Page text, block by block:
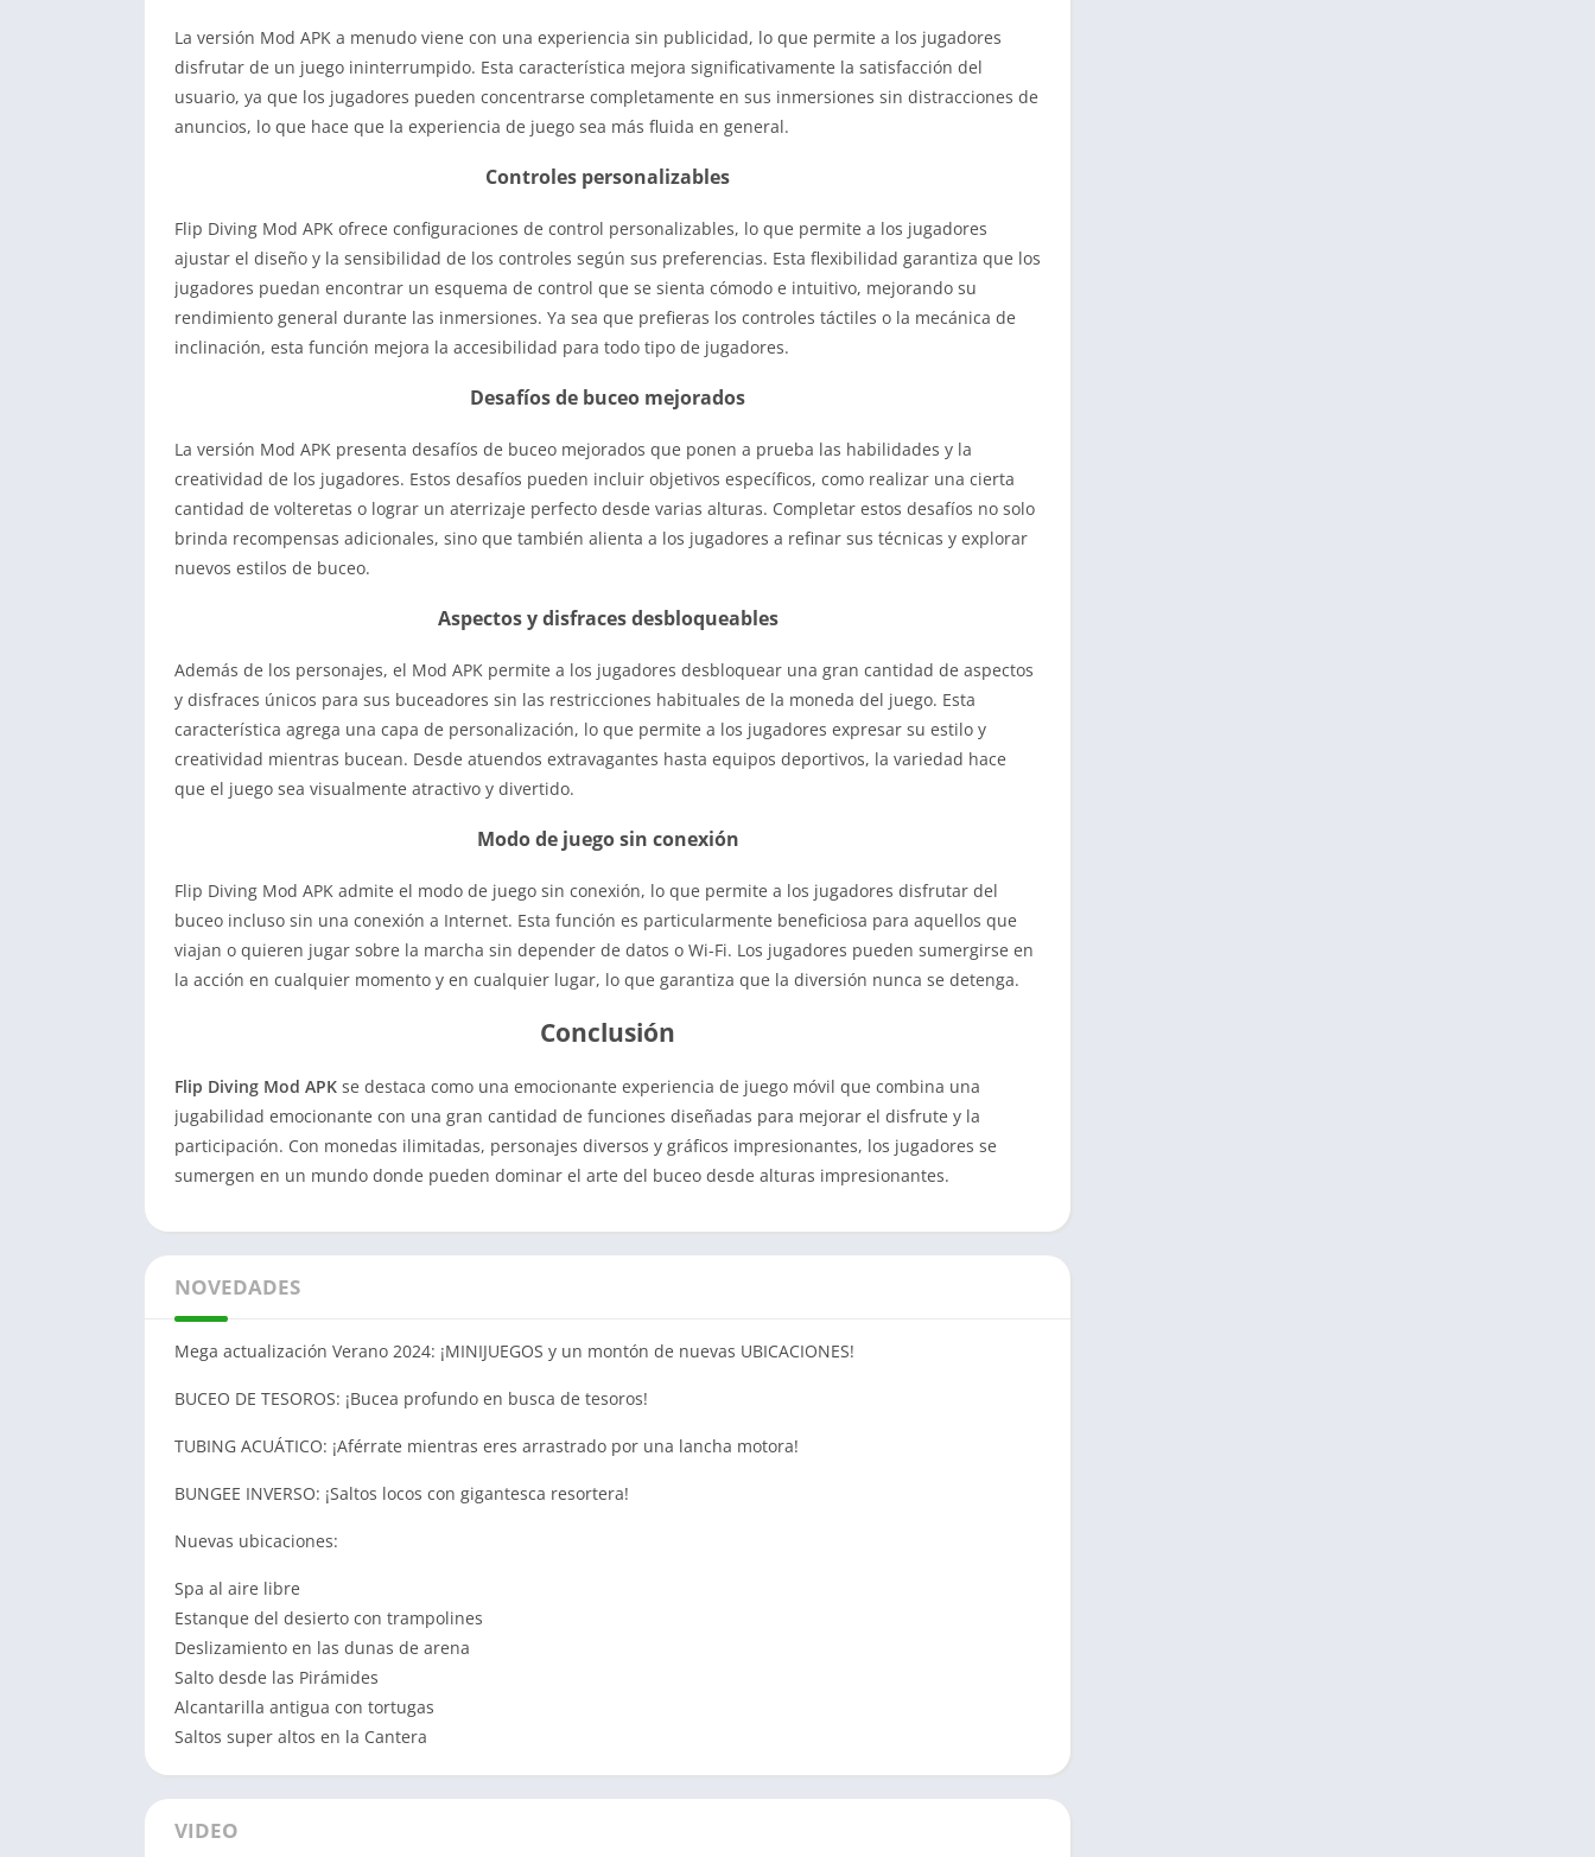
La versión Mod APK a menudo viene con una experiencia sin publicidad, lo que permite a los jugadores
disfrutar de un juego ininterrumpido. Esta característica mejora significativamente la satisfacción del
usuario, ya que los jugadores pueden concentrarse completamente en sus inmersiones sin distracciones de
anuncios, lo que hace que la experiencia de juego sea más fluida en general.
Controles personalizables
Flip Diving Mod APK ofrece configuraciones de control personalizables, lo que permite a los jugadores
ajustar el diseño y la sensibilidad de los controles según sus preferencias. Esta flexibilidad garantiza que los
jugadores puedan encontrar un esquema de control que se sienta cómodo e intuitivo, mejorando su
rendimiento general durante las inmersiones. Ya sea que prefieras los controles táctiles o la mecánica de
inclinación, esta función mejora la accesibilidad para todo tipo de jugadores.
Desafíos de buceo mejorados
La versión Mod APK presenta desafíos de buceo mejorados que ponen a prueba las habilidades y la
creatividad de los jugadores. Estos desafíos pueden incluir objetivos específicos, como realizar una cierta
cantidad de volteretas o lograr un aterrizaje perfecto desde varias alturas. Completar estos desafíos no solo
brinda recompensas adicionales, sino que también alienta a los jugadores a refinar sus técnicas y explorar
nuevos estilos de buceo.
Aspectos y disfraces desbloqueables
Además de los personajes, el Mod APK permite a los jugadores desbloquear una gran cantidad de aspectos
y disfraces únicos para sus buceadores sin las restricciones habituales de la moneda del juego. Esta
característica agrega una capa de personalización, lo que permite a los jugadores expresar su estilo y
creatividad mientras bucean. Desde atuendos extravagantes hasta equipos deportivos, la variedad hace
que el juego sea visualmente atractivo y divertido.
Modo de juego sin conexión
Flip Diving Mod APK admite el modo de juego sin conexión, lo que permite a los jugadores disfrutar del
buceo incluso sin una conexión a Internet. Esta función es particularmente beneficiosa para aquellos que
viajan o quieren jugar sobre la marcha sin depender de datos o Wi-Fi. Los jugadores pueden sumergirse en
la acción en cualquier momento y en cualquier lugar, lo que garantiza que la diversión nunca se detenga.
Conclusión
Flip Diving Mod APK se destaca como una emocionante experiencia de juego móvil que combina una
jugabilidad emocionante con una gran cantidad de funciones diseñadas para mejorar el disfrute y la
participación. Con monedas ilimitadas, personajes diversos y gráficos impresionantes, los jugadores se
sumergen en un mundo donde pueden dominar el arte del buceo desde alturas impresionantes.
NOVEDADES
Mega actualización Verano 2024: ¡MINIJUEGOS y un montón de nuevas UBICACIONES!
BUCEO DE TESOROS: ¡Bucea profundo en busca de tesoros!
TUBING ACUÁTICO: ¡Aférrate mientras eres arrastrado por una lancha motora!
BUNGEE INVERSO: ¡Saltos locos con gigantesca resortera!
Nuevas ubicaciones:
Spa al aire libre
Estanque del desierto con trampolines
Deslizamiento en las dunas de arena
Salto desde las Pirámides
Alcantarilla antigua con tortugas
Saltos super altos en la Cantera
VIDEO